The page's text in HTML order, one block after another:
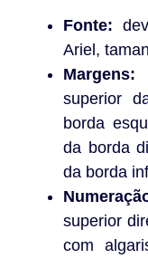
Fonte:
Ariel,
Margens:
superior
borda
da borda
da borda
superior
com